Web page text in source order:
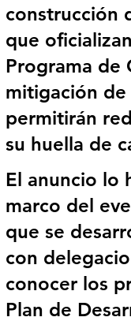
construcción
que
Programa de
mitigación de
permitirán
su huella de
El anuncio lo
marco del
que se
con
conocer los
Plan de